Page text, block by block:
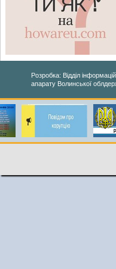
Розробка: Відділ
апарату Волинської